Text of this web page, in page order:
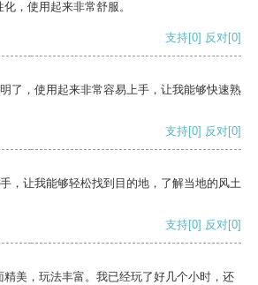
，使用起来非常舒服。
支持[0] 反对[0]
了，使用起来非常容易上手，让我能够快速熟
支持[0] 反对[0]
，让我能够轻松找到目的地，了解当地的风土
支持[0] 反对[0]
美，玩法丰富。我已经玩了好几个小时，还